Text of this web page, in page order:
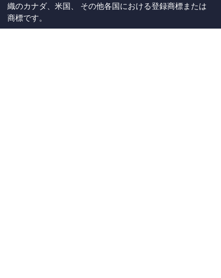
織のカナダ、米国、 その他各国における登録商標または
商標です。